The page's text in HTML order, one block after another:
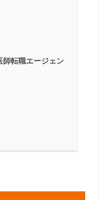
師転職エージェン